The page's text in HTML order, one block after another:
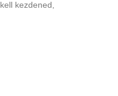
kell kezdened,